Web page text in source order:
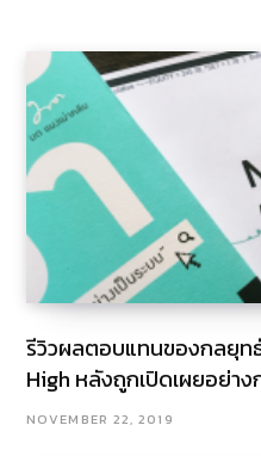
รีวิวผลตอบแทนของกลยุ
High หลังถูกเปิดเผยอย่าง
NOVEMBER 22, 2019